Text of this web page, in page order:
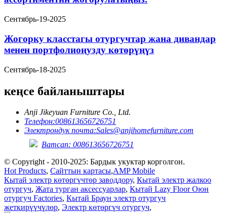
Сентябрь-19-2025
Жогорку класстагы отургучтар жана дивандар
менен портфолиоңузду көтөрүңүз
Сентябрь-18-2025
кеңсе байланыштары
Anji Jikeyuan Furniture Co., Ltd.
Телефон:008613656726751
Электрондук почта:Sales@anjihomefurniture.com
Ватсап: 008613656726751
© Copyright - 2010-2025: Бардык укуктар корголгон.
Hot Products, Сайттын картасы,AMP Mobile
Кытай электр көтөргүчтөр заводдору, Кытай электр жалкоо
отургуч, Жата турган аксессуарлар, Кытай Lazy Floor Оюн
отургуч Factories, Кытай Браун электр отургуч
жеткирүүчүлөр, Электр көтөргүч отургуч,